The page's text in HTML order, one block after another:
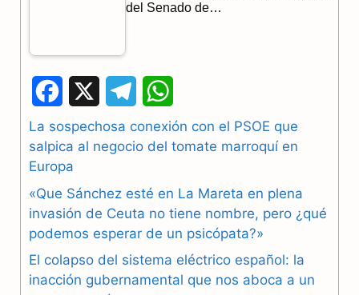
del Senado de…
a
c
b
o
o
e
l
g
r
a
h
a
s
A
p
La sospechosa conexión con el PSOE que
salpica al negocio del tomate marroquí en
Europa
«Que Sánchez esté en La Mareta en plena
invasión de Ceuta no tiene nombre, pero ¿qué
podemos esperar de un psicópata?»
El colapso del sistema eléctrico español: la
inacción gubernamental que nos aboca a un